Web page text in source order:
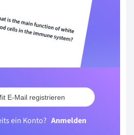
E-Mail registrieren
ein Konto? Anmelden